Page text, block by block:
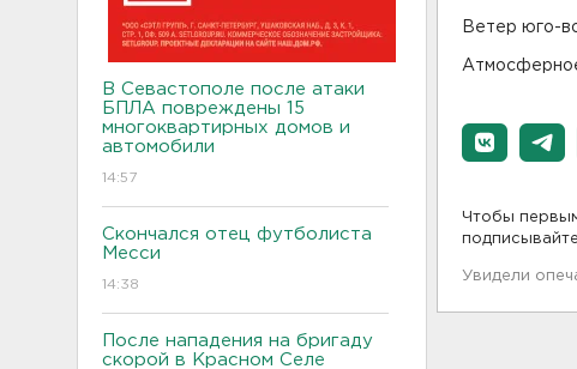
В Севастополе после атаки
БПЛА повреждены 15
многоквартирных домов и
автомобили
14:57
Скончался отец футболиста
Месси
14:38
После нападения на бригаду
скорой в Красном Селе
Ветер юго-
Чтобы
Увидели